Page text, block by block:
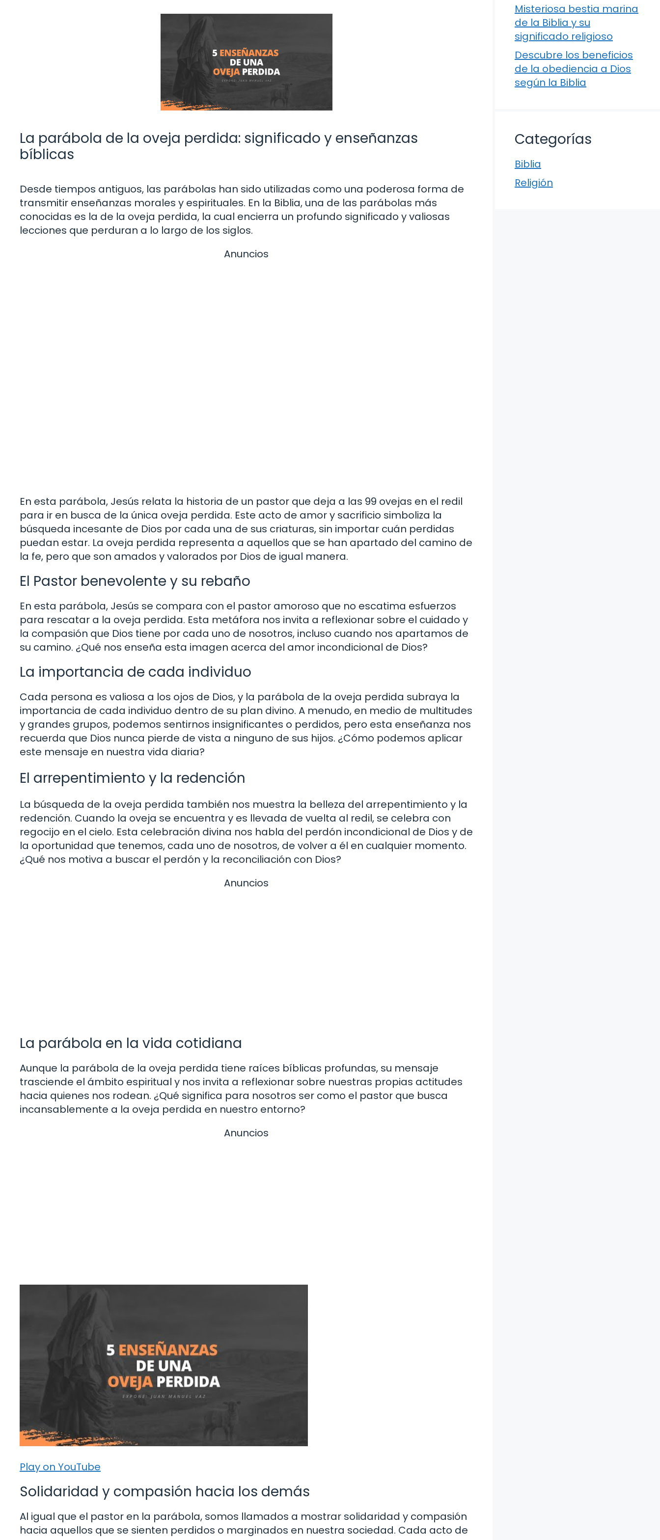
La parábola de la oveja perdida: significado y enseñanzas
bíblicas
Desde tiempos antiguos, las parábolas han sido utilizadas como una poderosa forma de
transmitir enseñanzas morales y espirituales. En la Biblia, una de las parábolas más
conocidas es la de la oveja perdida, la cual encierra un profundo significado y valiosas
lecciones que perduran a lo largo de los siglos.
Anuncios
En esta parábola, Jesús relata la historia de un pastor que deja a las 99 ovejas en el redil
para ir en busca de la única oveja perdida. Este acto de amor y sacrificio simboliza la
búsqueda incesante de Dios por cada una de sus criaturas, sin importar cuán perdidas
puedan estar. La oveja perdida representa a aquellos que se han apartado del camino de
la fe, pero que son amados y valorados por Dios de igual manera.
El Pastor benevolente y su rebaño
En esta parábola, Jesús se compara con el pastor amoroso que no escatima esfuerzos
para rescatar a la oveja perdida. Esta metáfora nos invita a reflexionar sobre el cuidado y
la compasión que Dios tiene por cada uno de nosotros, incluso cuando nos apartamos de
su camino. ¿Qué nos enseña esta imagen acerca del amor incondicional de Dios?
La importancia de cada individuo
Cada persona es valiosa a los ojos de Dios, y la parábola de la oveja perdida subraya la
importancia de cada individuo dentro de su plan divino. A menudo, en medio de multitudes
y grandes grupos, podemos sentirnos insignificantes o perdidos, pero esta enseñanza nos
recuerda que Dios nunca pierde de vista a ninguno de sus hijos. ¿Cómo podemos aplicar
este mensaje en nuestra vida diaria?
El arrepentimiento y la redención
La búsqueda de la oveja perdida también nos muestra la belleza del arrepentimiento y la
redención. Cuando la oveja se encuentra y es llevada de vuelta al redil, se celebra con
regocijo en el cielo. Esta celebración divina nos habla del perdón incondicional de Dios y de
la oportunidad que tenemos, cada uno de nosotros, de volver a él en cualquier momento.
¿Qué nos motiva a buscar el perdón y la reconciliación con Dios?
Anuncios
La parábola en la vida cotidiana
Aunque la parábola de la oveja perdida tiene raíces bíblicas profundas, su mensaje
trasciende el ámbito espiritual y nos invita a reflexionar sobre nuestras propias actitudes
hacia quienes nos rodean. ¿Qué significa para nosotros ser como el pastor que busca
incansablemente a la oveja perdida en nuestro entorno?
Anuncios
Play on YouTube
Solidaridad y compasión hacia los demás
Al igual que el pastor en la parábola, somos llamados a mostrar solidaridad y compasión
hacia aquellos que se sienten perdidos o marginados en nuestra sociedad. Cada acto de
Misteriosa bestia marina
de la Biblia y su
significado religioso
Descubre los beneficios
de la obediencia a Dios
según la Biblia
Categorías
Biblia
Religión